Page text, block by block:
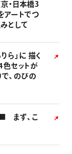
・日本橋3
ートでつ
として
ら」に 描く
色セットが
、のびの
まず、こ